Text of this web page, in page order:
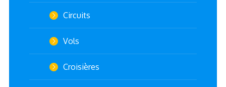
Circuits
Vols
Croisières